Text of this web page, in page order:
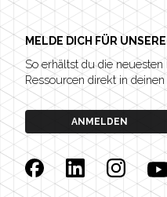
MELDE DICH FÜR
So erhältst du die
Ressourcen direkt in deinen
ANMELDEN
FacebookLinkedinInstagram